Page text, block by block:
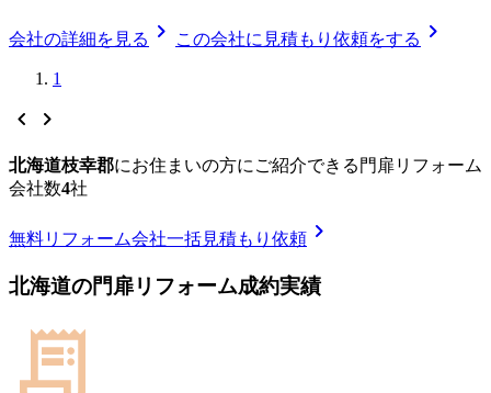
会社の詳細を見る chevron_right この会社に見積もり依頼をする chevron_right
1
chevron_left chevron_right
北海道枝幸郡にお住まいの方にご紹介できる 門扉リフォーム
会社数4社
無料リフォーム会社一括見積もり依頼 chevron_right
北海道の門扉リフォーム成約実績